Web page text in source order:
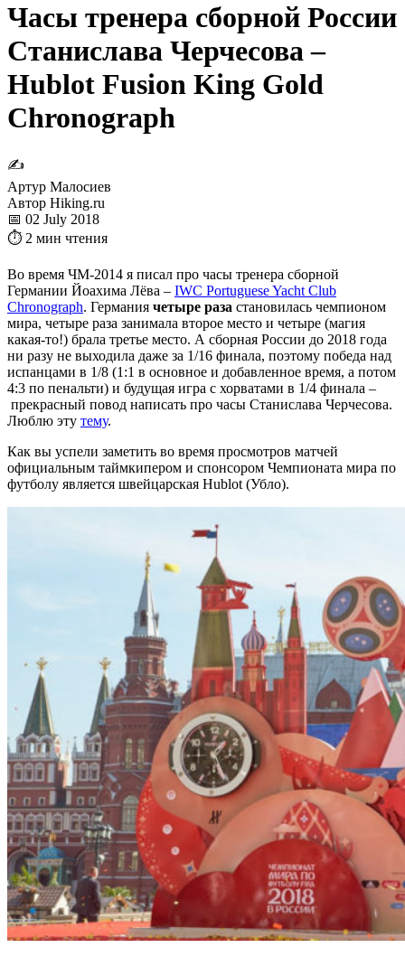
Часы тренера сборной России
Станислава Черчесова –
Hublot Fusion King Gold
Chronograph
✍
Артур Малосиев
Автор Hiking.ru
📅 02 July 2018
⏱ 2 мин чтения
Во время ЧМ-2014 я писал про часы тренера сборной
Германии Йоахима Лёва – IWC Portuguese Yacht Club
Chronograph. Германия четыре раза становилась чемпионом
мира, четыре раза занимала второе место и четыре (магия
какая-то!) брала третье место. А сборная России до 2018 года
ни разу не выходила даже за 1/16 финала, поэтому победа над
испанцами в 1/8 (1:1 в основное и добавленное время, а потом
4:3 по пенальти) и будущая игра с хорватами в 1/4 финала –
прекрасный повод написать про часы Станислава Черчесова.
Люблю эту тему.
Как вы успели заметить во время просмотров матчей
официальным таймкипером и спонсором Чемпионата мира по
футболу является швейцарская Hublot (Убло).